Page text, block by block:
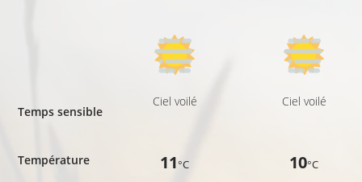
Temps sensible
Température
Ciel voilé
11°C
Ciel voilé
10°C